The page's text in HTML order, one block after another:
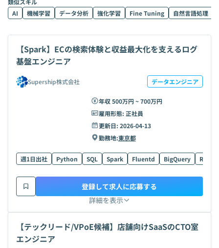
類似スキル
AI
機械学習 データ分析 強化学習 Fine Tuning 自然言語処理
【Spark】ECの検索体験と収益最大化を支えるログ
基盤エンジニア
Supership株式会社 データエンジニア
年収 500万円 ~ 700万円
雇用形態: 正社員
更新日: 2026-04-13
勤務地:東京都
週1日出社 Python SQL Spark Fluentd BigQuery
詳細を表示
登録して求人に応募する
【テックリード/VPoE候補】店舗向けSaaSのCTO室
エンジニア